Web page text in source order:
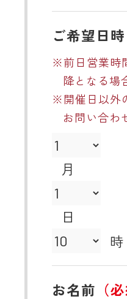
ご希望日時
※前日営業時
降となる場
※開催日以外
お問い合わ
月
日
時
お名前 （